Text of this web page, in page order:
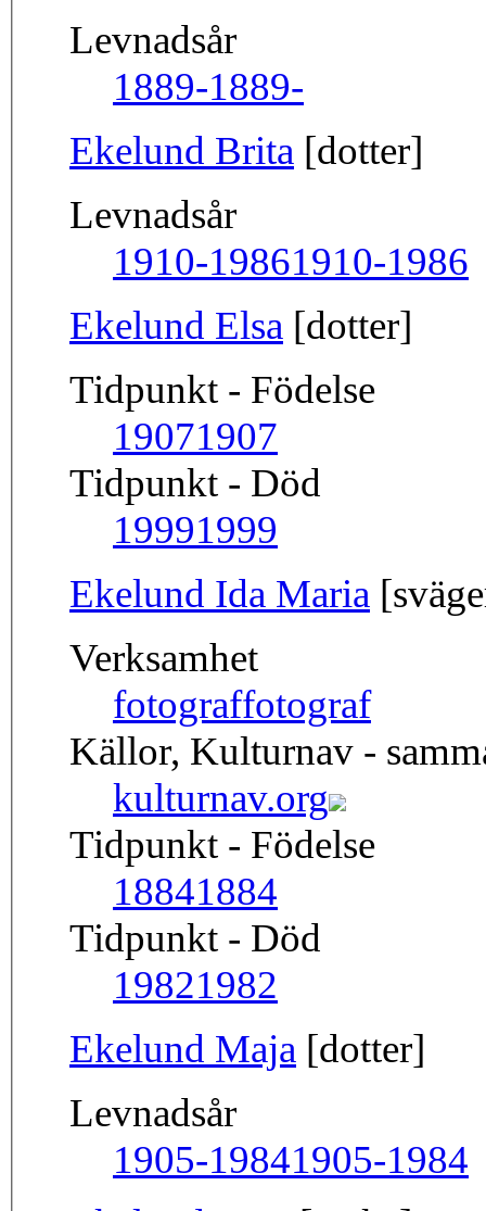
Levnadsår
1889-1889-
Ekelund Brita [dotter]
Levnadsår
1910-19861910-1986
Ekelund Elsa [dotter]
Tidpunkt - Födelse
19071907
Tidpunkt - Död
19991999
Ekelund Ida Maria
Verksamhet
fotograffotograf
Källor, Kulturnav -
kulturnav.org
Tidpunkt - Födelse
18841884
Tidpunkt - Död
19821982
Ekelund Maja [dotter]
Levnadsår
1905-19841905-1984